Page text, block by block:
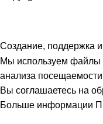
Создание, поддержка
Мы используем файлы
анализа
Вы соглашаетесь на
Больше информации